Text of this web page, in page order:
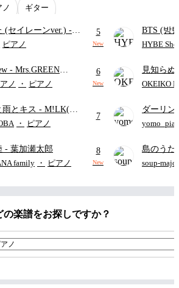
ノ ギター
(セイレーンver.) -
(CV.鈴木みのり)
ル付き/『映画ちい
の島のひみつ』よ
ピアノ
- Mrs.GREEN
ノ ・ ピアノ
とキス - M!LK(佐
田仁人)
・ ピアノ
- 葉加瀬太郎
family
・ ピアノ
5
New
BTS (방
HYBE
6
New
見知ら
ャツが乾
OKEIKO
7
ダーリン
APPLE (
8
New
島のうた
映画ちい
soup-majo
の楽譜をお探しですか？